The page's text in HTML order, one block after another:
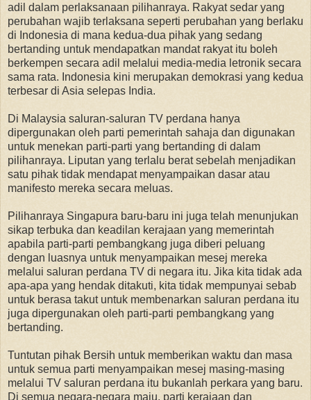
adil dalam perlaksanaan pilihanraya. Rakyat sedar yang
perubahan wajib terlaksana seperti perubahan yang berlaku
di Indonesia di mana kedua-dua pihak yang sedang
bertanding untuk mendapatkan mandat rakyat itu boleh
berkempen secara adil melalui media-media letronik secara
sama rata. Indonesia kini merupakan demokrasi yang kedua
terbesar di Asia selepas India.
Di Malaysia saluran-saluran TV perdana hanya
dipergunakan oleh parti pemerintah sahaja dan digunakan
untuk menekan parti-parti yang bertanding di dalam
pilihanraya. Liputan yang terlalu berat sebelah menjadikan
satu pihak tidak mendapat menyampaikan dasar atau
manifesto mereka secara meluas.
Pilihanraya Singapura baru-baru ini juga telah menunjukan
sikap terbuka dan keadilan kerajaan yang memerintah
apabila parti-parti pembangkang juga diberi peluang
dengan luasnya untuk menyampaikan mesej mereka
melalui saluran perdana TV di negara itu. Jika kita tidak ada
apa-apa yang hendak ditakuti, kita tidak mempunyai sebab
untuk berasa takut untuk membenarkan saluran perdana itu
juga dipergunakan oleh parti-parti pembangkang yang
bertanding.
Tuntutan pihak Bersih untuk memberikan waktu dan masa
untuk semua parti menyampaikan mesej masing-masing
melalui TV saluran perdana itu bukanlah perkara yang baru.
Di semua negara-negara maju, parti kerajaan dan